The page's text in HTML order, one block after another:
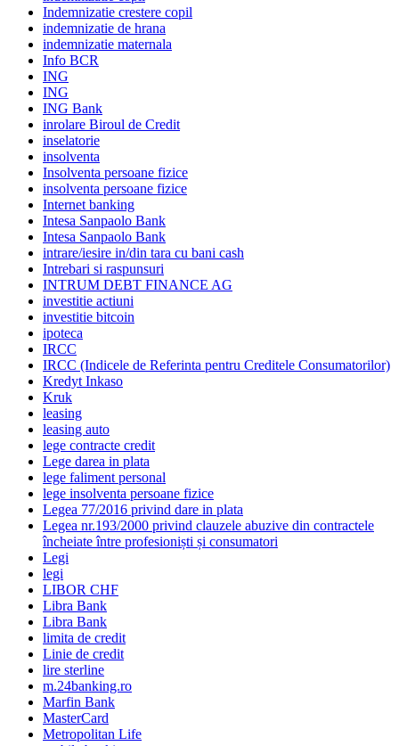
Indemnizatie crestere copil
indemnizatie de hrana
indemnizatie maternala
Info BCR
ING
ING
ING Bank
inrolare Biroul de Credit
inselatorie
insolventa
Insolventa persoane fizice
insolventa persoane fizice
Internet banking
Intesa Sanpaolo Bank
Intesa Sanpaolo Bank
intrare/iesire in/din tara cu bani cash
Intrebari si raspunsuri
INTRUM DEBT FINANCE AG
investitie actiuni
investitie bitcoin
ipoteca
IRCC
IRCC (Indicele de Referinta pentru Creditele Consumatorilor)
Kredyt Inkaso
Kruk
leasing
leasing auto
lege contracte credit
Lege darea in plata
lege faliment personal
lege insolventa persoane fizice
Legea 77/2016 privind dare in plata
Legea nr.193/2000 privind clauzele abuzive din contractele
încheiate între profesioniști și consumatori
Legi
legi
LIBOR CHF
Libra Bank
Libra Bank
limita de credit
Linie de credit
lire sterline
m.24banking.ro
Marfin Bank
MasterCard
Metropolitan Life